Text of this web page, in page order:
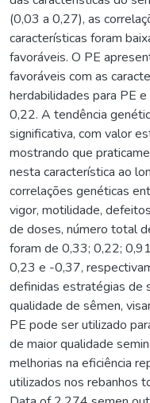
(0,03 a 0,27), as
características foram
favoráveis. O PE
favoráveis com as
herdabilidades para PE
0,22. A tendência
significativa, com valor
mostrando que
nesta característica ao
correlações genéticas
vigor, motilidade,
de doses, número total
foram de 0,33; 0,22;
0,23 e -0,37,
definidas estratégias de
qualidade de sêmen,
PE pode ser utilizado
de maior qualidade
melhorias na eficiência
utilizados nos rebanhos